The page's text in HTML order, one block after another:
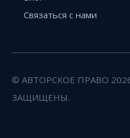
Связаться с нами
© АВТОРСКОЕ ПРАВО
ЗАЩИЩЕНЫ.